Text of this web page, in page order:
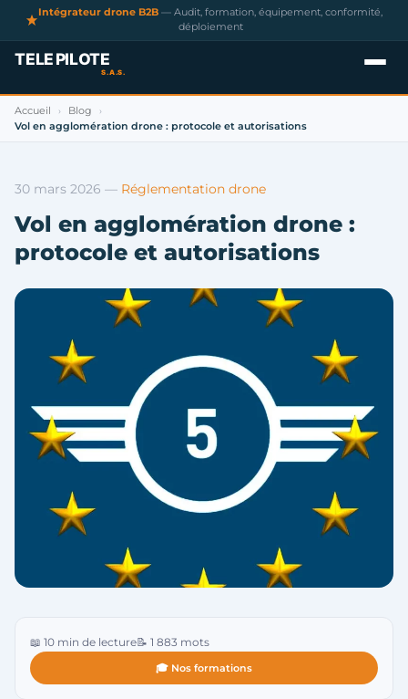
Intégrateur drone B2B — Audit, formation, équipement, conformité,
déploiement
Accueil › Blog ›
Vol en agglomération drone : protocole et autorisations
30 mars 2026 — Réglementation drone
Vol en agglomération drone :
protocole et autorisations
📖 10 min de lecture📝 1 883 mots
🎓 Nos formations